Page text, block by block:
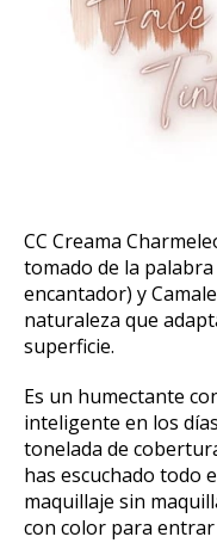
CC Creama
tomado de la
encantador) y
naturaleza que
superficie.
Es un humectante
inteligente en los
tonelada de
has escuchado todo
maquillaje sin
con color para entrar